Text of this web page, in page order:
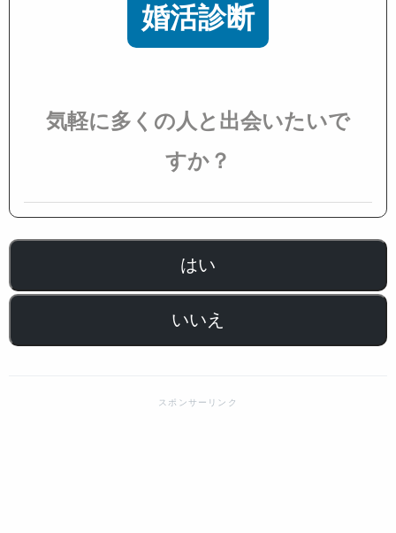
婚活診断
気軽に多くの人と出会いたいで
すか？
はい
いいえ